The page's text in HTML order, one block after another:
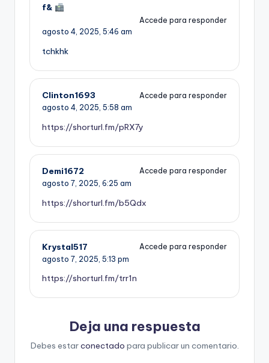
f&
Accede para responder
agosto 4, 2025, 5:46 am
tchkhk
Clinton1693
Accede para responder
agosto 4, 2025, 5:58 am
https://shorturl.fm/pRX7y
Demi1672
Accede para responder
agosto 7, 2025, 6:25 am
https://shorturl.fm/b5Qdx
Krystal517
Accede para responder
agosto 7, 2025, 5:13 pm
https://shorturl.fm/trr1n
Deja una respuesta
Debes estarconectado para publicar un comentario.